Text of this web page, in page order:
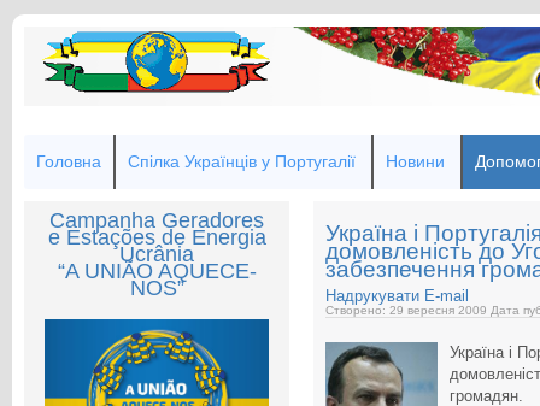
Головна Спілка Українців у Португалії Новини
Campanha Geradores
e Estações de Energia
Ucrânia
“A UNIÃO AQUECE-
NOS”
Україна і
домовленість до
забезпечення
Надрукувати E-mail
Створено: 29 вересня 2009 Дата
Україна і
громадян.